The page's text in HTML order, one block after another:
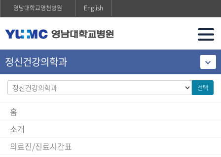
영남대학교영천병원 English
정신건강의학과
선택
홈
소개
의료진/진료시간표